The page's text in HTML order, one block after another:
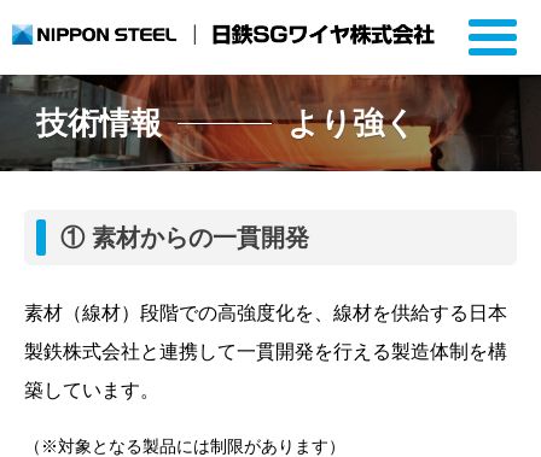
技術情報 より強く
① 素材からの一貫開発
素材（線材）段階での高強度化を、線材を供給する日本
製鉄株式会社と連携して一貫開発を行える製造体制を構
築しています。
（※対象となる製品には制限があります）